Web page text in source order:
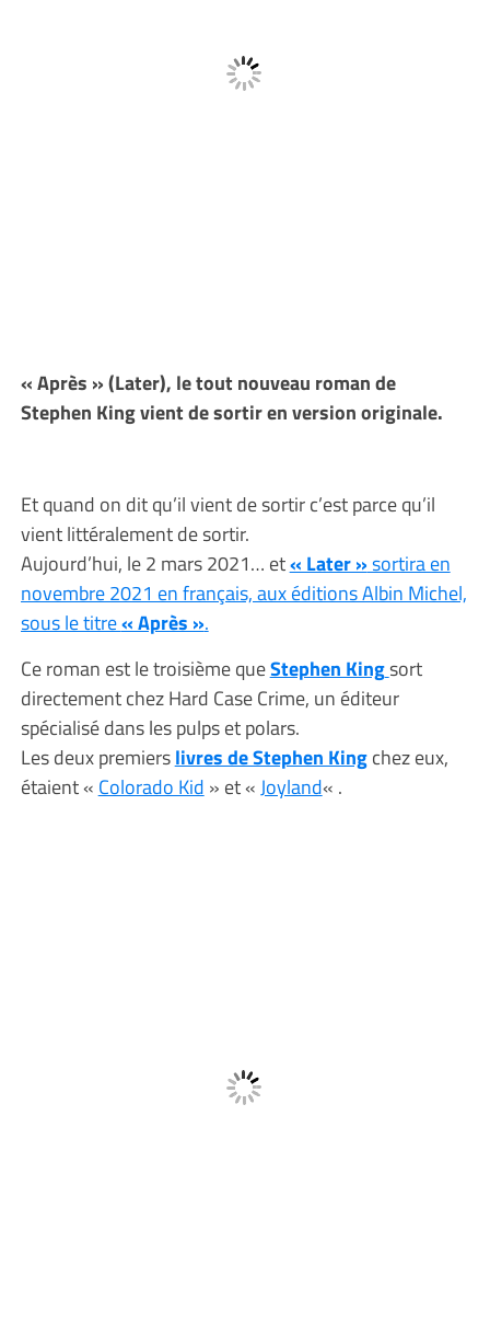
« Après » (Later), le tout nouveau roman de
Stephen King vient de sortir en version originale.
Et quand on dit qu’il vient de sortir c’est parce qu’il
vient littéralement de sortir.
Aujourd’hui, le 2 mars 2021… et« Later »sortira en
novembre 2021 en français, aux éditions Albin Michel,
sous le titre« Après ».
Ce roman est le troisième queStephen Kingsort
directement chez Hard Case Crime, un éditeur
spécialisé dans les pulps et polars.
Les deux premierslivres de Stephen Kingchez eux,
étaient « Colorado Kid » et «Joyland« .